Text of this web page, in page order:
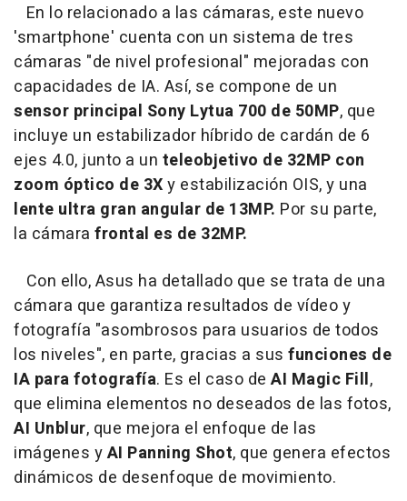
En lo relacionado a las cámaras, este nuevo
'smartphone' cuenta con un sistema de tres
cámaras "de nivel profesional" mejoradas con
capacidades de IA. Así, se compone de un
sensor principal Sony Lytua 700 de 50MP, que
incluye un estabilizador híbrido de cardán de 6
ejes 4.0, junto a un teleobjetivo de 32MP con
zoom óptico de 3Xy estabilización OIS, y una
lente ultra gran angular de 13MP. Por su parte,
la cámara frontal es de 32MP.
Con ello, Asus ha detallado que se trata de una
cámara que garantiza resultados de vídeo y
fotografía "asombrosos para usuarios de todos
los niveles", en parte, gracias a sus funciones de
IA para fotografía. Es el caso de AI Magic Fill,
que elimina elementos no deseados de las fotos,
AI Unblur, que mejora el enfoque de las
imágenes yAI Panning Shot, que genera efectos
dinámicos de desenfoque de movimiento.